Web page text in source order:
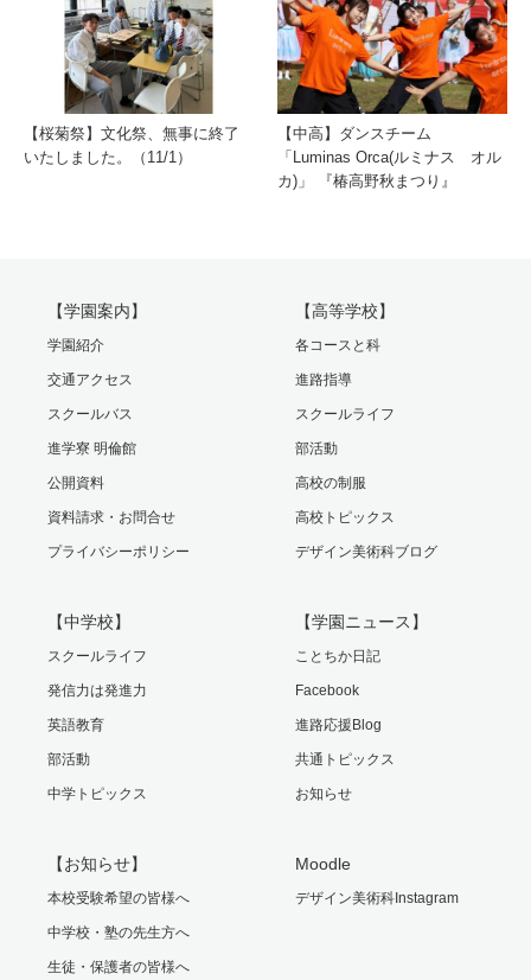
【桜菊祭】文化祭、無事に終了
いたしました。（11/1）
【中高】ダンスチーム
「Luminas Orca(ルミナス オル
カ)」 『椿高野秋まつり』
【学園案内】
学園紹介
交通アクセス
スクールバス
進学寮 明倫館
公開資料
資料請求・お問合せ
プライバシーポリシー
【高等学校】
各コースと科
進路指導
スクールライフ
部活動
高校の制服
高校トピックス
デザイン美術科ブログ
【中学校】
スクールライフ
発信力は発進力
英語教育
部活動
中学トピックス
【学園ニュース】
ことちか日記
Facebook
進路応援Blog
共通トピックス
お知らせ
【お知らせ】
本校受験希望の皆様へ
中学校・塾の先生方へ
生徒・保護者の皆様へ
Moodle
デザイン美術科Instagram